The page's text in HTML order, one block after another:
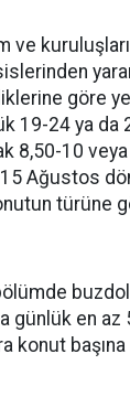
ve
göre
19-24 ya da
8,50-10
Ağustos
türüne
günlük en az
konut